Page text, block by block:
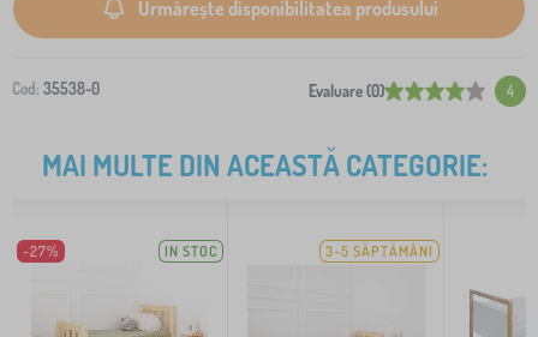
Urmărește disponibilitatea produsului
Cod: 35538-0 Evaluare (0) 4
MAI MULTE DIN ACEASTĂ CATEGORIE:
-27% IN STOC 3-5 SĂPTĂMÂNI